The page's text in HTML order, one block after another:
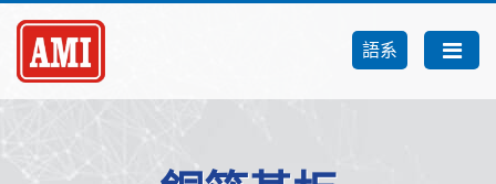
語系